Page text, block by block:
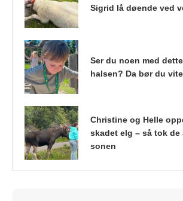
Sigrid lå døende ved
Ser du noen med
halsen? Da bør du
Christine og Helle
skadet elg – så tok de
sonen